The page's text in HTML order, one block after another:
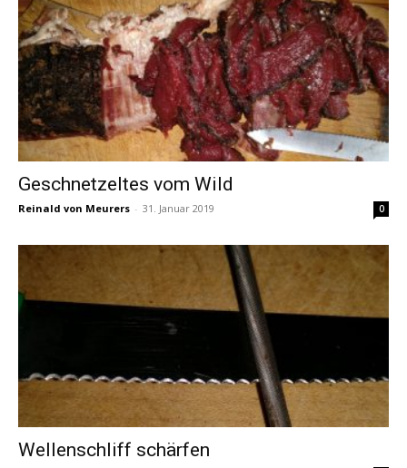
Geschnetzeltes vom Wild
Reinald von Meurers - 31. Januar 2019 0
Wellenschliff schärfen